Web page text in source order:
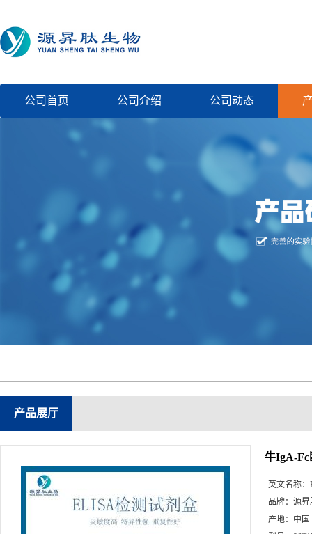
公司首页 公司介绍 公司动态
产品展厅
牛IgA-Fc
英文名称：
品牌： 源昇
产地： 中国